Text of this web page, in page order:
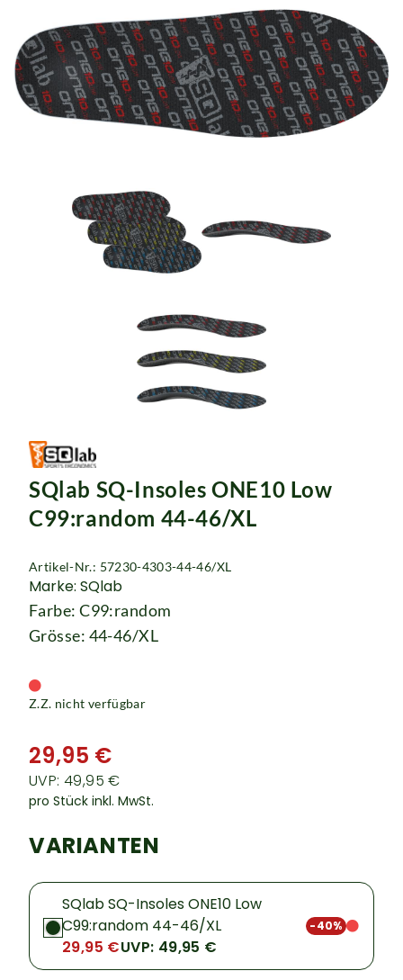
Schlösser
SQlab SQ-Insoles ONE10 Low
C99:random 44-46/XL
Artikel-Nr.: 57230-4303-44-46/XL
Marke: SQlab
Farbe: C99:random
Grösse: 44-46/XL
Z.Z. nicht verfügbar
29,95 €
UVP: 49,95 €
pro Stück inkl. MwSt.
VARIANTEN
SQlab SQ-Insoles ONE10 Low
C99:random 44-46/XL
29,95 €UVP: 49,95 €
-40%